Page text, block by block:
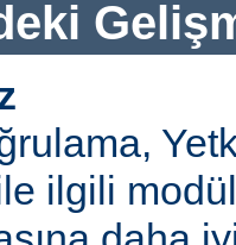
ilgili